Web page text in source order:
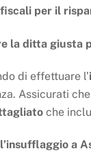
per il
la ditta giusta
di effettuare l’
Assicurati
che
a